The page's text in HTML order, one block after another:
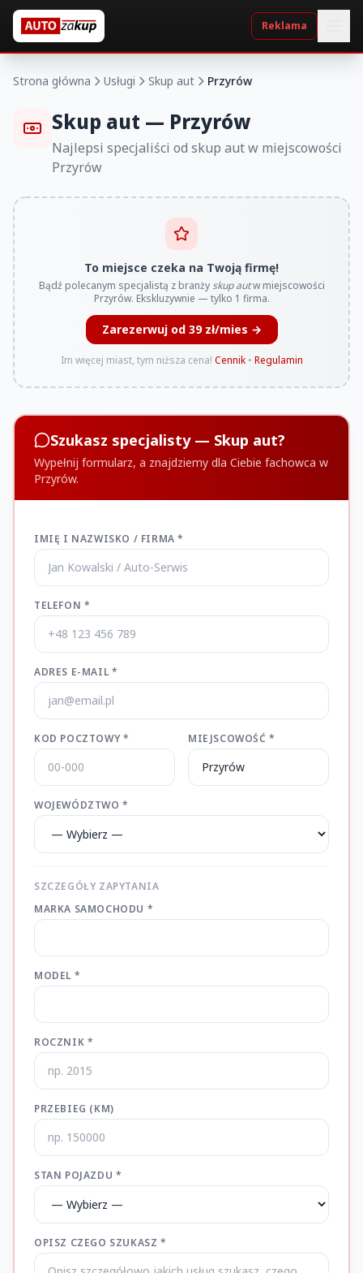
Reklama
Strona główna Usługi Skup aut Przyrów
Skup aut — Przyrów
Najlepsi specjaliści od skup aut w miejscowości
Przyrów
To miejsce czeka na Twoją firmę!
Bądź polecanym specjalistą z branżyskup autw miejscowości
Przyrów. Ekskluzywnie — tylko 1 firma.
Zarezerwuj od 39 zł/mies →
Im więcej miast, tym niższa cena! Cennik• Regulamin
Szukasz specjalisty — Skup aut?
Wypełnij formularz, a znajdziemy dla Ciebie fachowca w
Przyrów.
IMIĘ I NAZWISKO / FIRMA *
TELEFON *
ADRES E-MAIL *
KOD POCZTOWY * MIEJSCOWOŚĆ *
WOJEWÓDZTWO *
SZCZEGÓŁY ZAPYTANIA
MARKA SAMOCHODU *
MODEL *
ROCZNIK *
PRZEBIEG (KM)
STAN POJAZDU *
OPISZ CZEGO SZUKASZ *